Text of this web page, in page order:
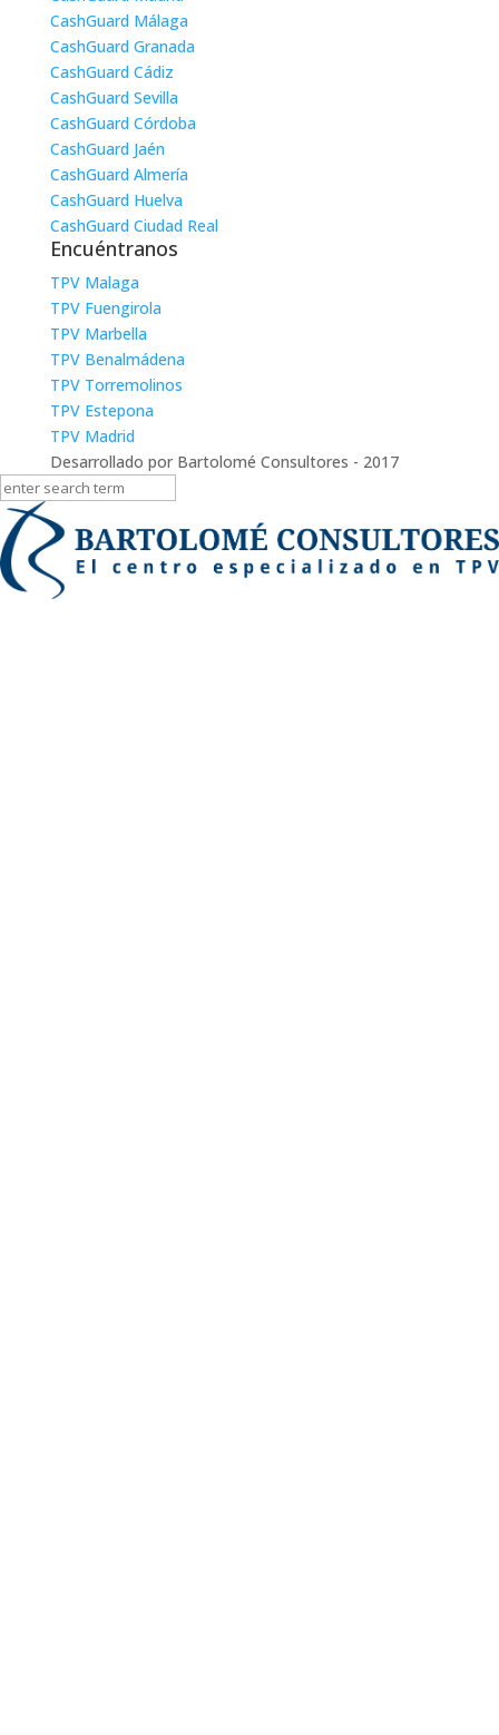
CashGuard Málaga
CashGuard Granada
CashGuard Cádiz
CashGuard Sevilla
CashGuard Córdoba
CashGuard Jaén
CashGuard Almería
CashGuard Huelva
CashGuard Ciudad Real
Encuéntranos
TPV Malaga
TPV Fuengirola
TPV Marbella
TPV Benalmádena
TPV Torremolinos
TPV Estepona
TPV Madrid
Desarrollado por Bartolomé Consultores - 2017